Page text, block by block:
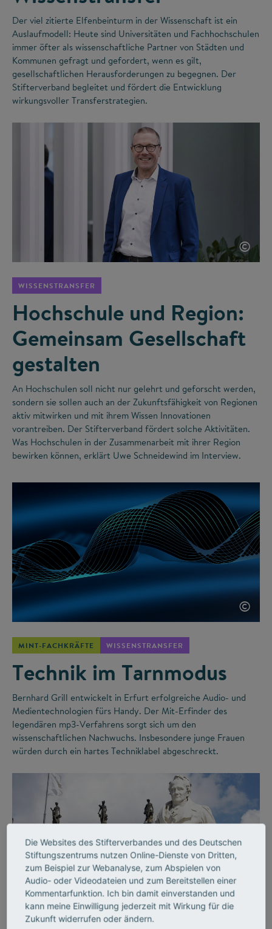
Der viel zitierte Elfenbeinturm in der Wissenschaft ist ein
Auslaufmodell: Heute sind Universitäten und Fachhochschulen
immer öfter als wissenschaftliche Partner von Städten und
Kommunen gefragt und gefordert, wenn es gilt,
gesellschaftlichen Herausforderungen zu begegnen. Der
Stifterverband begleitet und fördert die Entwicklung
wirkungsvoller Transferstrategien.
©
WISSENSTRANSFER
Hochschule und Region:
Gemeinsam Gesellschaft
gestalten
An Hochschulen soll nicht nur gelehrt und geforscht werden,
sondern sie sollen auch an der Zukunftsfähigkeit von Regionen
aktiv mitwirken und mit ihrem Wissen Innovationen
vorantreiben. Der Stifterverband fördert solche Aktivitäten.
Was Hochschulen in der Zusammenarbeit mit ihrer Region
bewirken können, erklärt Uwe Schneidewind im Interview.
©
MINT-FACHKRÄFTE WISSENSTRANSFER
Technik im Tarnmodus
Bernhard Grill entwickelt in Erfurt erfolgreiche Audio- und
Medientechnologien fürs Handy. Der Mit-Erfinder des
legendären mp3-Verfahrens sorgt sich um den
wissenschaftlichen Nachwuchs. Insbesondere junge Frauen
würden durch ein hartes Techniklabel abgeschreckt.
Die Websites des Stifterverbandes und des Deutschen
Stiftungszentrums nutzen Online-Dienste von Dritten,
zum Beispiel zur Webanalyse, zum Abspielen von
Audio- oder Videodateien und zum Bereitstellen einer
Kommentarfunktion. Ich bin damit einverstanden und
kann meine Einwilligung jederzeit mit Wirkung für die
Zukunft widerrufen oder ändern.